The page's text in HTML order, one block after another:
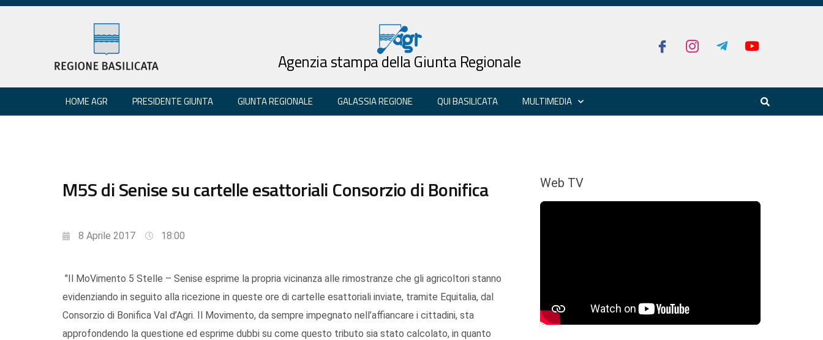
Agenzia stampa della Giunta Regionale
HOME AGR PRESIDENTE GIUNTA GIUNTA REGIONALE GALASSIA REGIONE QUI BASILICATA MULTIMEDIA
M5S di Senise su cartelle esattoriali Consorzio di Bonifica
8 Aprile 2017 18:00
"Il MoVimento 5 Stelle – Senise esprime la propria vicinanza alle rimostranze che gli agricoltori stanno
evidenziando in seguito alla ricezione in queste ore di cartelle esattoriali inviate, tramite Equitalia, dal
Consorzio di Bonifica Val d’Agri. Il Movimento, da sempre impegnato nell’affiancare i cittadini, sta
approfondendo la questione ed esprime dubbi su come questo tributo sia stato calcolato, in quanto
Web TV